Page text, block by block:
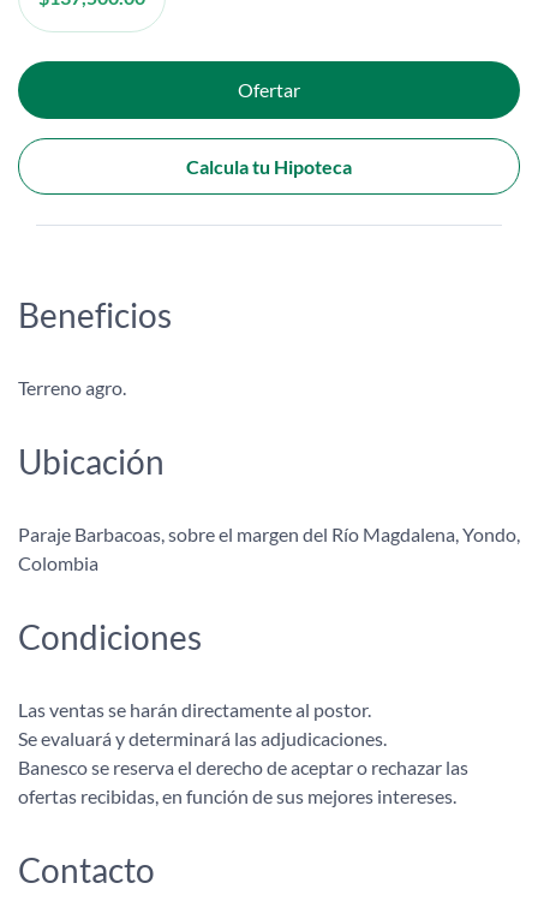
Ofertar
Calcula tu Hipoteca
Beneficios
Terreno agro.
Ubicación
Paraje Barbacoas, sobre el margen del Río Magdalena, Yondo,
Colombia
Condiciones
Las ventas se harán directamente al postor.
Se evaluará y determinará las adjudicaciones.
Banesco se reserva el derecho de aceptar o rechazar las
ofertas recibidas, en función de sus mejores intereses.
Contacto